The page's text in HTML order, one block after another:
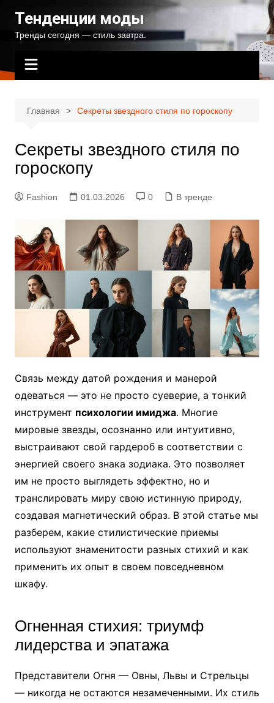
содержимому
Тенденции моды
Тренды сегодня — стиль завтра.
Главная Секреты звездного стиля по гороскопу
Секреты звездного стиля по
гороскопу
Fashion 01.03.2026 0 В тренде
Связь между датой рождения и манерой
одеваться — это не просто суеверие, а тонкий
инструмент психологии имиджа. Многие
мировые звезды, осознанно или интуитивно,
выстраивают свой гардероб в соответствии с
энергией своего знака зодиака. Это позволяет
им не просто выглядеть эффектно, но и
транслировать миру свою истинную природу,
создавая магнетический образ. В этой статье мы
разберем, какие стилистические приемы
используют знаменитости разных стихий и как
применить их опыт в своем повседневном
шкафу.
Огненная стихия: триумф
лидерства и эпатажа
Представители Огня — Овны, Львы и Стрельцы
— никогда не остаются незамеченными. Их стиль